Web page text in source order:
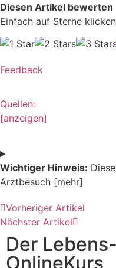
Diesen Artikel bewerten
Einfach auf Sterne
Feedback
Quellen:
[anzeigen]
Wichtiger Hinweis:
Arztbesuch [mehr]
Vorheriger Artikel
Nächster Artikel
Der
OnlineKurs